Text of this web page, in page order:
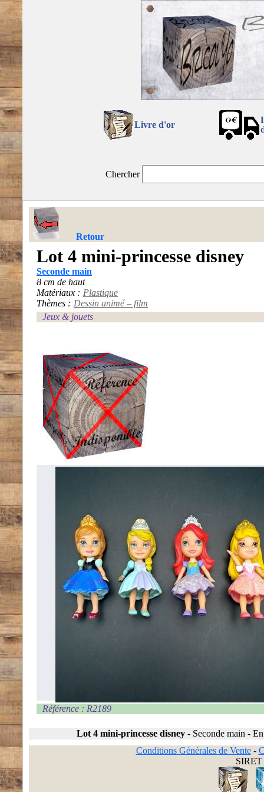
Livre d'or
Chercher
Retour
Lot 4 mini-princesse disney
Seconde main
8 cm de haut
Matériaux : Plastique
Thèmes : Dessin animé – film
Jeux & jouets
Référence : R2189
Lot 4 mini-princesse disney - Seconde main -
Conditions Générales de Vente-
SIRET